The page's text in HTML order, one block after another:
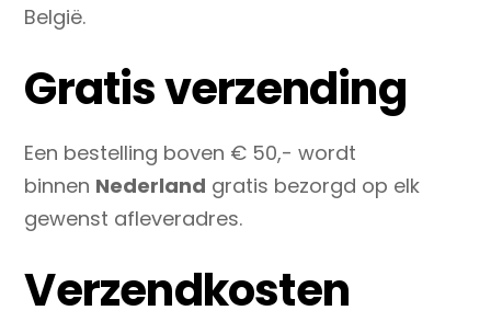
België.
Gratis verzending
Een bestelling boven € 50,- wordt
binnen Nederland gratis bezorgd op elk
gewenst afleveradres.
Verzendkosten